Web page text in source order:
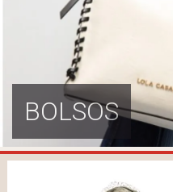
BOLSOS